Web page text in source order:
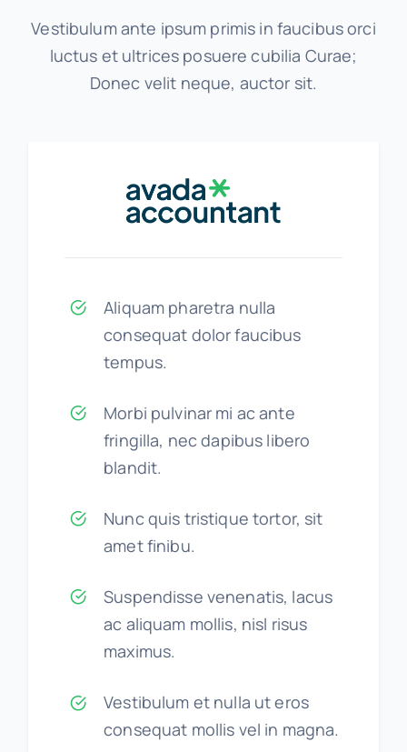
Vestibulum ante ipsum primis in faucibus orci
luctus et ultrices posuere cubilia Curae;
Donec velit neque, auctor sit.
Aliquam pharetra nulla
consequat dolor faucibus
tempus.
Morbi pulvinar mi ac ante
fringilla, nec dapibus libero
blandit.
Nunc quis tristique tortor, sit
amet finibu.
Suspendisse venenatis, lacus
ac aliquam mollis, nisl risus
maximus.
Vestibulum et nulla ut eros
consequat mollis vel in magna.